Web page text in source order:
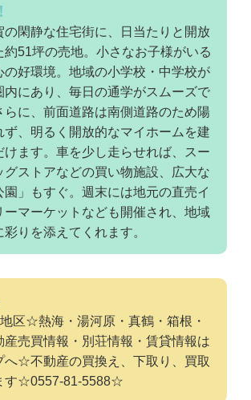
の閑静な住宅街に、日当たりと開放
約51坪の売地。小さなお子様がいる
の好環境。地域の小学校・中学校が
内にあり、毎日の通学がスムーズで
らに、前面道路は南側道路のため陽
ず、明るく開放的なマイホームを建
けます。車を少し走らせれば、スー
グストアなどの買い物施設、広大な
園」もすぐ。週末には地元の直売イ
ーマーケットなども開催され、地域
りを添えてくれます。
区☆熱海・湯河原・真鶴・箱根・
産売買情報・別荘情報・賃貸情報は
へ☆不動産の買換え、下取り、買取
す☆0557-81-5588☆